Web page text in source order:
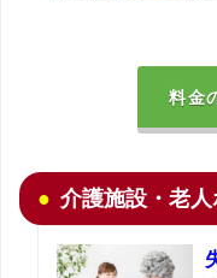
料金
介護施設・老